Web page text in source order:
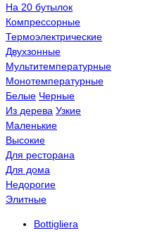
На 20 бутылок
Компрессорные
Термоэлектрические
Двухзонные
Мультитемпературные
Монотемпературные
Белые Черные
Из дерева Узкие
Маленькие
Высокие
Для ресторана
Для дома
Недорогие
Элитные
Bottigliera